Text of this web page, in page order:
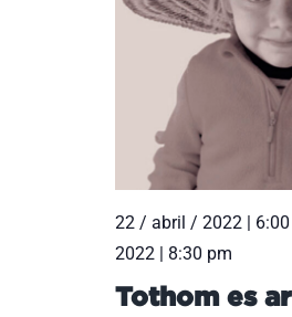
22 / abril / 2022 |
2022 | 8:30 pm
Tothom es